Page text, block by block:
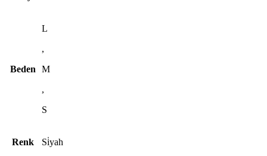
Beden
L
,
M
,
S
Renk Si̇yah